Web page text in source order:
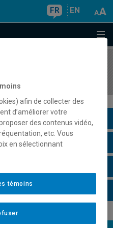
FR EN
afin de collecter des
d’améliorer votre
des contenus vidéo,
etc. Vous
en sélectionnant
témoins